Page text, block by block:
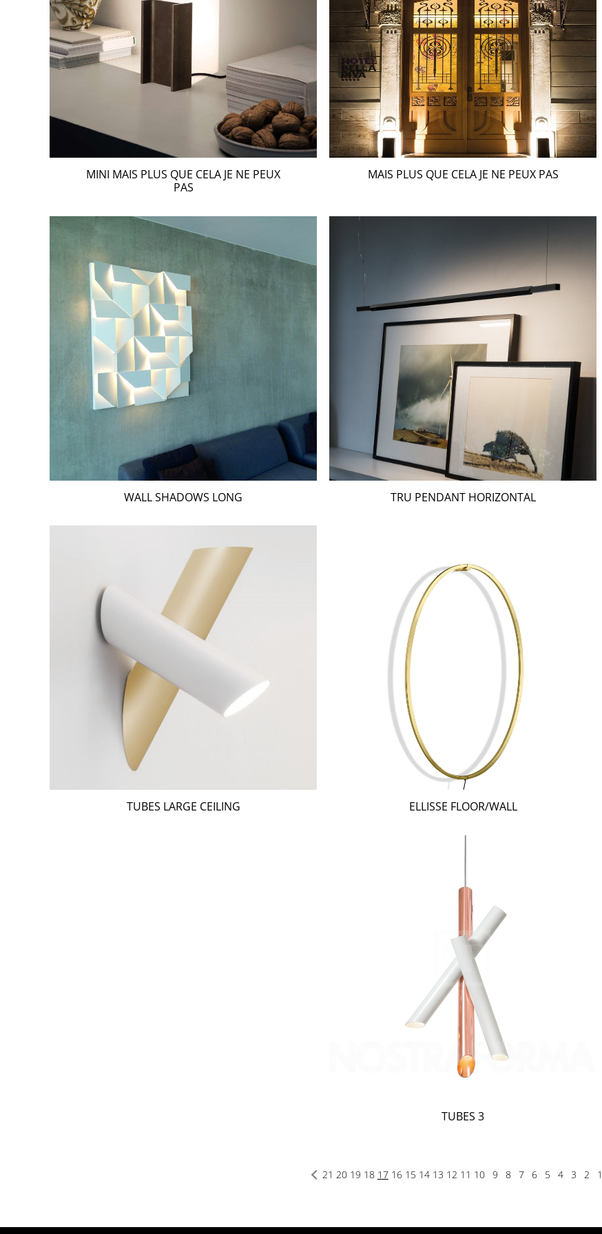
MAIS PLUS QUE CELA JE NE PEUX PAS
MINI MAIS PLUS QUE CELA JE NE PEUX
PAS
TRU PENDANT HORIZONTAL
WALL SHADOWS LONG
ELLISSE FLOOR/WALL
TUBES LARGE CEILING
TUBES 3
1
2
3
4
5
6
7
8
9
10
11
12
13
14
15
16
17
18
19
20
21